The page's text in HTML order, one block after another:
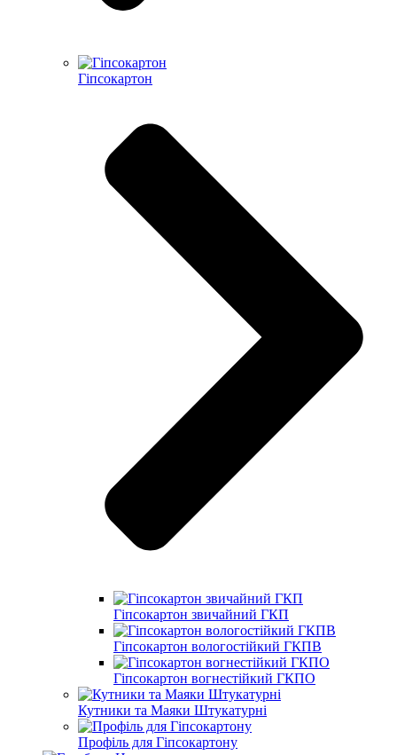
Гіпсокартон
Гіпсокартон звичайний ГКП
Гіпсокартон вологостійкий ГКПВ
Гіпсокартон вогнестійкий ГКПО
Кутники та Маяки Штукатурні
Профіль для Гіпсокартону